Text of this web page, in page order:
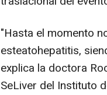
"Hasta el momento
esteatohepatitis,
explica la doctora
SeLiver del Instituto